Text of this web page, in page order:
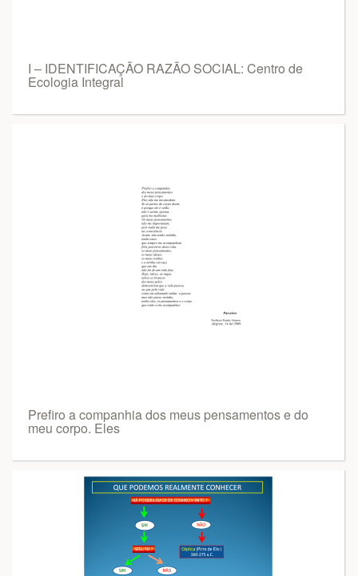
I – IDENTIFICAÇÃO RAZÃO SOCIAL: Centro de
Ecologia Integral
Prefiro a companhia dos meus pensamentos e do
meu corpo. Eles